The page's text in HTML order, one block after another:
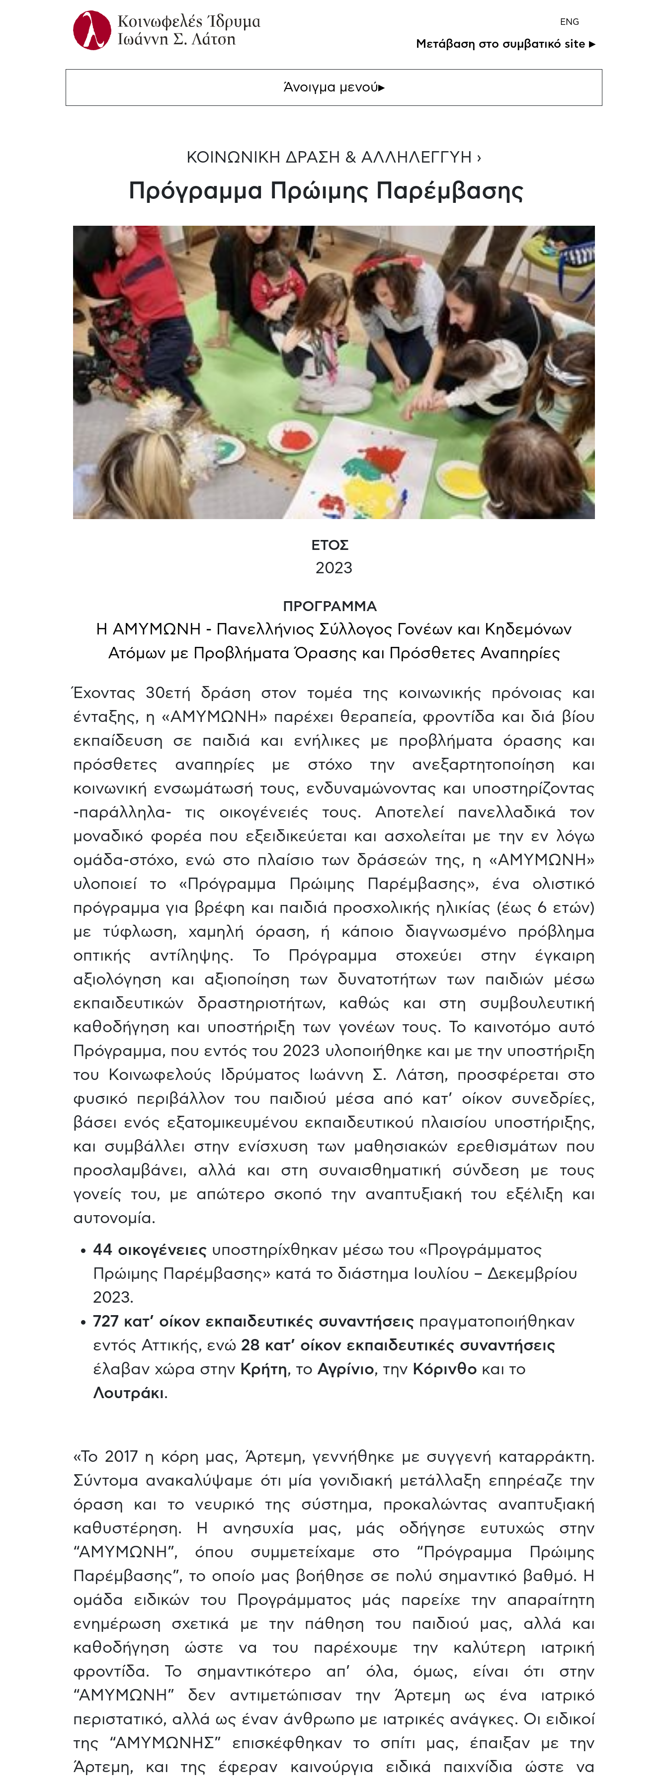
ENG
Μετάβαση στο συμβατικό site ▸
Άνοιγμα μενού▸
ΚΟΙΝΩΝΙΚΗ ΔΡΑΣΗ & ΑΛΛΗΛΕΓΓΥΗ ›
Πρόγραμμα Πρώιμης Παρέμβασης
ΕΤΟΣ
2023
ΠΡΟΓΡΑΜΜΑ
Η ΑΜΥΜΩΝΗ - Πανελλήνιος Σύλλογος Γονέων και Κηδεμόνων
Ατόμων με Προβλήματα Όρασης και Πρόσθετες Αναπηρίες
Έχοντας 30ετή δράση στον τομέα της κοινωνικής πρόνοιας και
ένταξης, η «ΑΜΥΜΩΝΗ» παρέχει θεραπεία, φροντίδα και διά βίου
εκπαίδευση σε παιδιά και ενήλικες με προβλήματα όρασης και
πρόσθετες αναπηρίες με στόχο την ανεξαρτητοποίηση και
κοινωνική ενσωμάτωσή τους, ενδυναμώνοντας και υποστηρίζοντας
-παράλληλα- τις οικογένειές τους. Αποτελεί πανελλαδικά τον
μοναδικό φορέα που εξειδικεύεται και ασχολείται με την εν λόγω
ομάδα-στόχο, ενώ στο πλαίσιο των δράσεών της, η «ΑΜΥΜΩΝΗ»
υλοποιεί το «Πρόγραμμα Πρώιμης Παρέμβασης», ένα ολιστικό
πρόγραμμα για βρέφη και παιδιά προσχολικής ηλικίας (έως 6 ετών)
με τύφλωση, χαμηλή όραση, ή κάποιο διαγνωσμένο πρόβλημα
οπτικής αντίληψης. Το Πρόγραμμα στοχεύει στην έγκαιρη
αξιολόγηση και αξιοποίηση των δυνατοτήτων των παιδιών μέσω
εκπαιδευτικών δραστηριοτήτων, καθώς και στη συμβουλευτική
καθοδήγηση και υποστήριξη των γονέων τους. Το καινοτόμο αυτό
Πρόγραμμα, που εντός του 2023 υλοποιήθηκε και με την υποστήριξη
του Κοινωφελούς Ιδρύματος Ιωάννη Σ. Λάτση, προσφέρεται στο
φυσικό περιβάλλον του παιδιού μέσα από κατ’ οίκον συνεδρίες,
βάσει ενός εξατομικευμένου εκπαιδευτικού πλαισίου υποστήριξης,
και συμβάλλει στην ενίσχυση των μαθησιακών ερεθισμάτων που
προσλαμβάνει, αλλά και στη συναισθηματική σύνδεση με τους
γονείς του, με απώτερο σκοπό την αναπτυξιακή του εξέλιξη και
αυτονομία.
44 οικογένειες υποστηρίχθηκαν μέσω του «Προγράμματος
Πρώιμης Παρέμβασης» κατά το διάστημα Ιουλίου – Δεκεμβρίου
2023.
727 κατ’ οίκον εκπαιδευτικές συναντήσεις πραγματοποιήθηκαν
εντός Αττικής, ενώ 28 κατ’ οίκον εκπαιδευτικές συναντήσεις
έλαβαν χώρα στην Κρήτη, το Αγρίνιο, την Κόρινθο και το
Λουτράκι.
«Το 2017 η κόρη μας, Άρτεμη, γεννήθηκε με συγγενή καταρράκτη.
Σύντομα ανακαλύψαμε ότι μία γονιδιακή μετάλλαξη επηρέαζε την
όραση και το νευρικό της σύστημα, προκαλώντας αναπτυξιακή
καθυστέρηση. Η ανησυχία μας, μάς οδήγησε ευτυχώς στην
“ΑΜΥΜΩΝΗ”, όπου συμμετείχαμε στο “Πρόγραμμα Πρώιμης
Παρέμβασης”, το οποίο μας βοήθησε σε πολύ σημαντικό βαθμό. Η
ομάδα ειδικών του Προγράμματος μάς παρείχε την απαραίτητη
ενημέρωση σχετικά με την πάθηση του παιδιού μας, αλλά και
καθοδήγηση ώστε να του παρέχουμε την καλύτερη ιατρική
φροντίδα. Το σημαντικότερο απ’ όλα, όμως, είναι ότι στην
“ΑΜΥΜΩΝΗ” δεν αντιμετώπισαν την Άρτεμη ως ένα ιατρικό
περιστατικό, αλλά ως έναν άνθρωπο με ιατρικές ανάγκες. Οι ειδικοί
της “ΑΜΥΜΩΝΗΣ” επισκέφθηκαν το σπίτι μας, έπαιξαν με την
Άρτεμη, και της έφεραν καινούργια ειδικά παιχνίδια ώστε να